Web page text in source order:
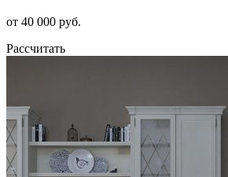
от 40 000 руб.
Рассчитать